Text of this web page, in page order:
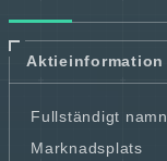
Aktieinformation
Fullständigt namn
Marknadsplats